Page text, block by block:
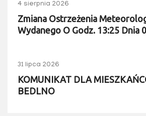
4 sierpnia 2026
Zmiana Ostrzeżenia
Wydanego O Godz. 13:25 Dnia
31 lipca 2026
KOMUNIKAT DLA
BEDLNO